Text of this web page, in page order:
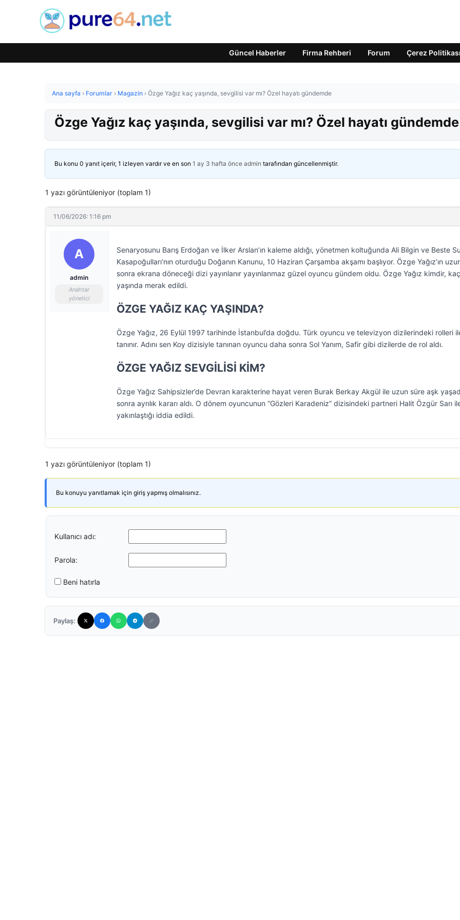
Güncel Haberler Firma Rehberi Forum Çerez Politikası
Ana sayfa › Forumlar › Magazin › Özge Yağız kaç yaşında, sevgilisi var mı? Özel hayatı gündemde
Özge Yağız kaç yaşında, sevgilisi var mı? Özel hayatı gündemde
Bu konu 0 yanıt içerir, 1 izleyen vardır ve en son 1 ay 3 hafta önce admin tarafından güncellenmiştir.
1 yazı görüntüleniyor (toplam 1)
11/06/2026: 1:16 pm
A
admin
Anahtar
yönetici
Senaryosunu Barış Erdoğan ve İlker Arslan’ın kaleme aldığı, yönetmen koltuğunda Ali Bilgin ve Beste
Kasapoğulları’nın oturduğu Doğanın Kanunu, 10 Haziran Çarşamba akşamı başlıyor. Özge Yağız’ın
sonra ekrana döneceği dizi yayınlanır yayınlanmaz güzel oyuncu gündem oldu. Özge Yağız kimdir, kaç
yaşında merak edildi.
ÖZGE YAĞIZ KAÇ YAŞINDA?
Özge Yağız, 26 Eylül 1997 tarihinde İstanbul’da doğdu. Türk oyuncu ve televizyon dizilerindeki rolleri
tanınır. Adını sen Koy dizisiyle tanınan oyuncu daha sonra Sol Yanım, Safir gibi dizilerde de rol aldı.
ÖZGE YAĞIZ SEVGİLİSİ KİM?
Özge Yağız Sahipsizler’de Devran karakterine hayat veren Burak Berkay Akgül ile uzun süre aşk
sonra ayrılık kararı aldı. O dönem oyuncunun “Gözleri Karadeniz” dizisindeki partneri Halit Özgür Sarı
yakınlaştığı iddia edildi.
1 yazı görüntüleniyor (toplam 1)
Bu konuyu yanıtlamak için giriş yapmış olmalısınız.
Kullanıcı adı:
Parola:
Beni hatırla
Paylaş: